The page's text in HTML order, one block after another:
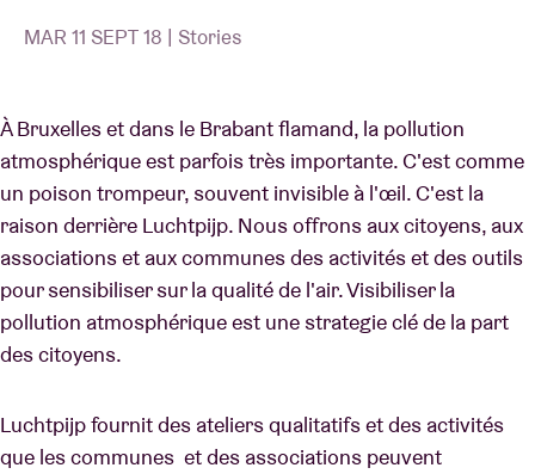
Contact
MAR 11 SEPT 18 | Stories
À Bruxelles et dans le Brabant flamand, la pollution
atmosphérique est parfois très importante. C'est comme
un poison trompeur, souvent invisible à l'œil. C'est la
raison derrière Luchtpijp. Nous offrons aux citoyens, aux
associations et aux communes des activités et des outils
pour sensibiliser sur la qualité de l'air. Visibiliser la
pollution atmosphérique est une strategie clé de la part
des citoyens.
Luchtpijp fournit des ateliers qualitatifs et des activités
que les communes et des associations peuvent